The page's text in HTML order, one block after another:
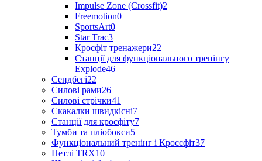
Impulse Zone (Crossfit)2
Freemotion0
SportsArt0
Star Trac3
Кросфіт тренажери22
Станції для функціонального тренінгу
Explode46
Сендбегі22
Силові рами26
Силові стрічки41
Скакалки швидкісні7
Станції для кросфіту7
Тумби та пліобокси5
Функціональний тренінг і Кроссфіт37
Петлі TRX10